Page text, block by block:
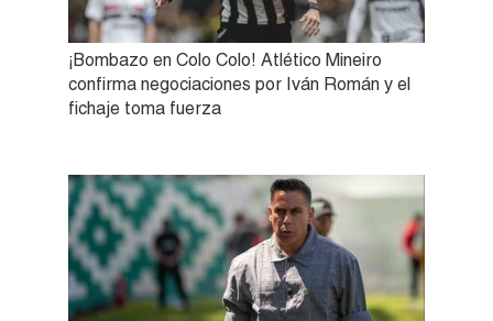
¡Bombazo en Colo Colo! Atlético Mineiro
confirma negociaciones por Iván Román y el
fichaje toma fuerza